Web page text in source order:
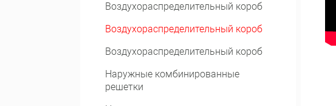
Воздухораспределительный короб
Воздухораспределительный короб
Воздухораспределительный короб
Наружные комбинированные
решетки